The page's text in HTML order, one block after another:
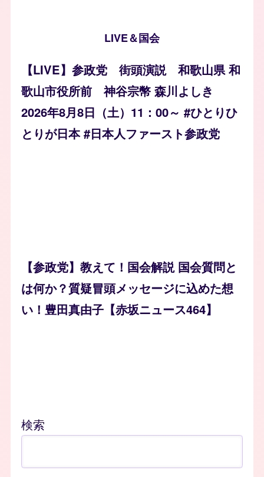
LIVE＆国会
【LIVE】参政党 街頭演説 和歌山県 和
歌山市役所前 神谷宗幣 森川よしき
2026年8月8日（土）11：00～ #ひとりひ
とりが日本 #日本人ファースト参政党
【参政党】教えて！国会解説 国会質問と
は何か？質疑冒頭メッセージに込めた想
い！豊田真由子【赤坂ニュース464】
検索